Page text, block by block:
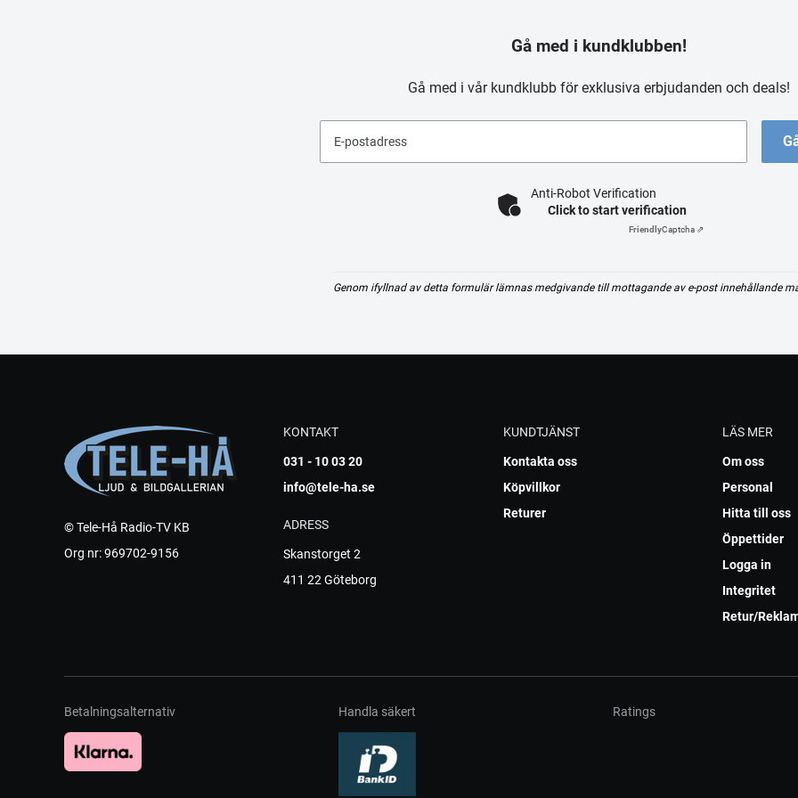
Gå med i kundklubben!
Gå med i vår kundklubb för exklusiva erbjudanden och deals!
E-postadress
Anti-Robot Verification
Click to start verification
FriendlyCaptcha ⇗
Genom ifyllnad av detta formulär lämnas medgivande till mottagande av e-post innehållande
© Tele-Hå Radio-TV KB
Org nr: 969702-9156
KONTAKT
031 - 10 03 20
info@tele-ha.se
ADRESS
Skanstorget 2
411 22 Göteborg
KUNDTJÄNST
Kontakta oss
Köpvillkor
Returer
LÄS MER
Om oss
Personal
Hitta till oss
Öppettider
Logga in
Integritet
Retur/
Betalningsalternativ Handla säkert Ratings